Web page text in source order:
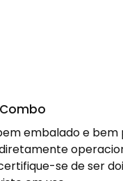
embalado e
se de ser